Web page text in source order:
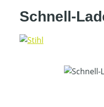
Schnell-
Bildergalerie überspringen